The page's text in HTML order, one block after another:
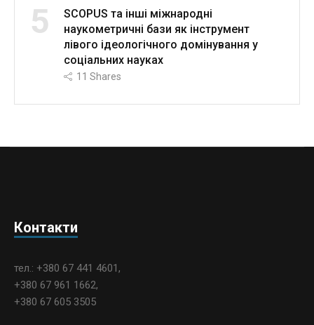
5
SCOPUS та інші міжнародні
наукометричні бази як інструмент
лівого ідеологічного домінування у
соціальних науках
11 Shares
Контакти
тел.: +380 67 441 4601,
+380 67 961 1662,
+380 67 605 3505